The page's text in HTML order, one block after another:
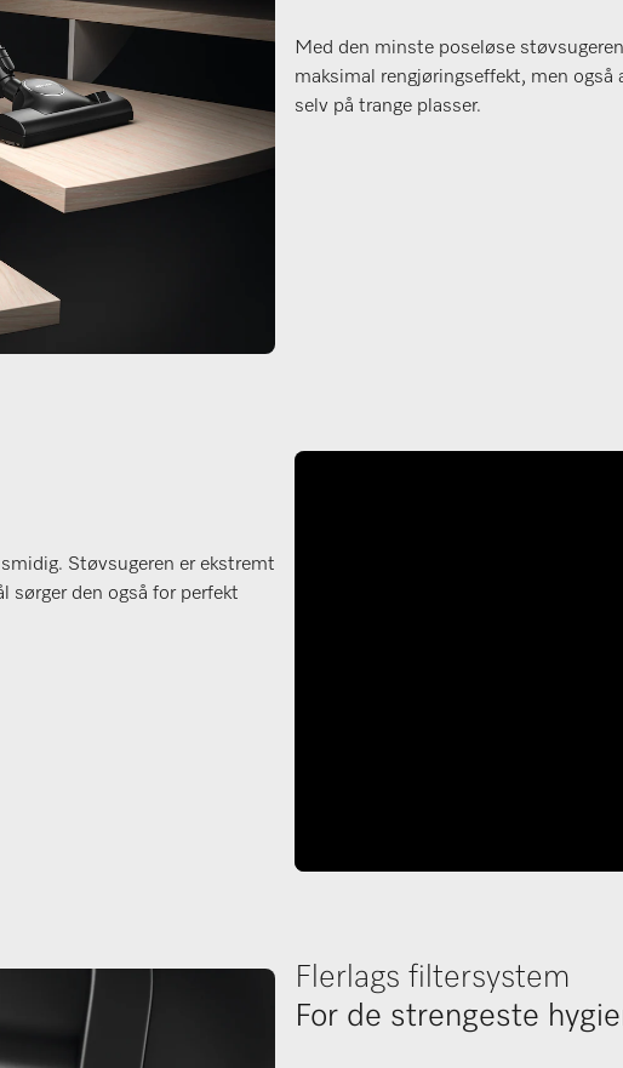
Med den minste poseløse
maksimal rengjøringseffekt, men også
selv på trange plasser.
Støvsugeren er ekstremt
sørger den også for perfekt
Flerlags filtersystem
For de strengeste